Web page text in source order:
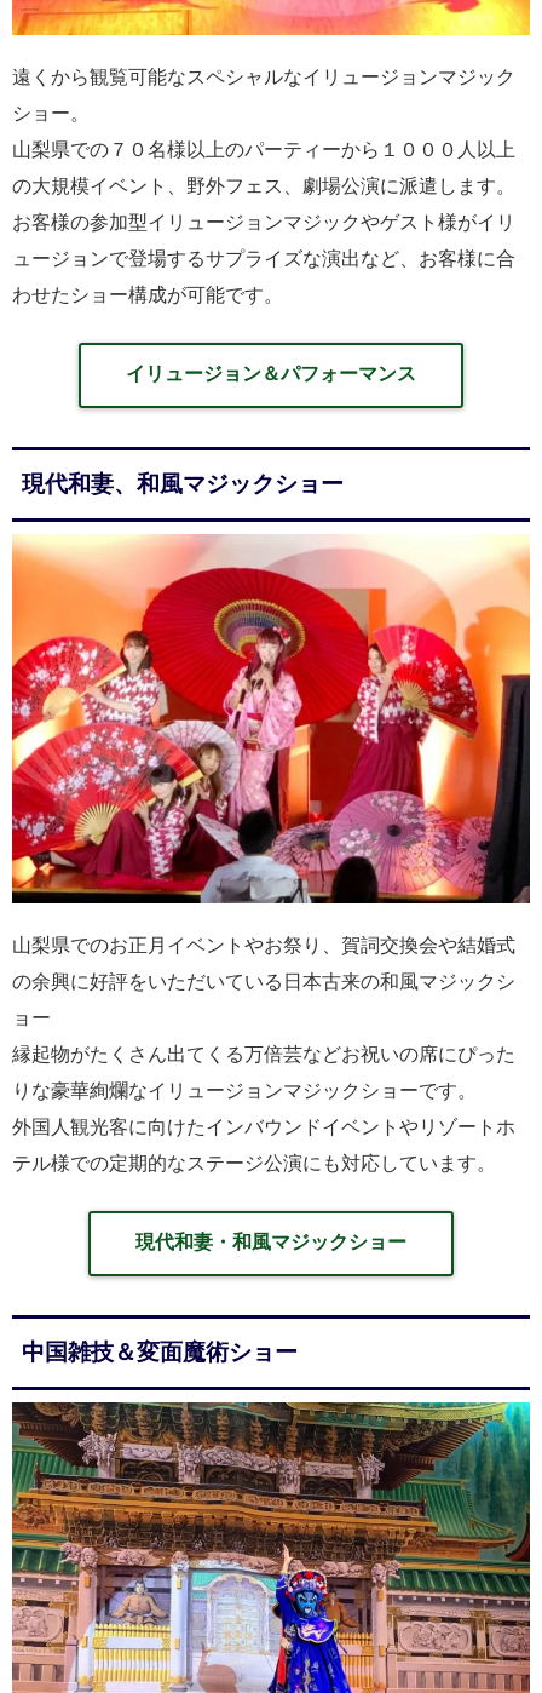
遠くから観覧可能なスペシャルなイリュージョンマジック
ショー。
山梨県での７０名様以上のパーティーから１０００人以上
の大規模イベント、野外フェス、劇場公演に派遣します。
お客様の参加型イリュージョンマジックやゲスト様がイリ
ュージョンで登場するサプライズな演出など、お客様に合
わせたショー構成が可能です。
イリュージョン＆パフォーマンス
現代和妻、和風マジックショー
山梨県でのお正月イベントやお祭り、賀詞交換会や結婚式
の余興に好評をいただいている日本古来の和風マジックシ
ョー
縁起物がたくさん出てくる万倍芸などお祝いの席にぴった
りな豪華絢爛なイリュージョンマジックショーです。
外国人観光客に向けたインバウンドイベントやリゾートホ
テル様での定期的なステージ公演にも対応しています。
現代和妻・和風マジックショー
中国雑技＆変面魔術ショー